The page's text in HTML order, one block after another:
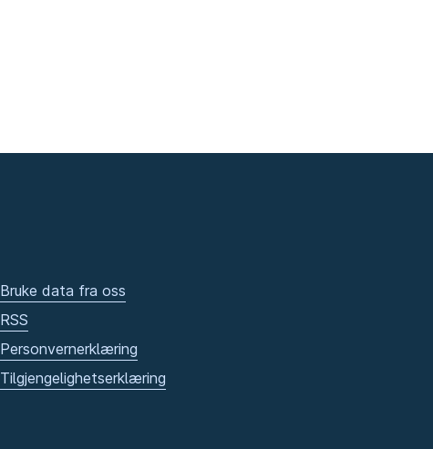
Bruke data fra oss
RSS
Personvernerklæring
Tilgjengelighetserklæring